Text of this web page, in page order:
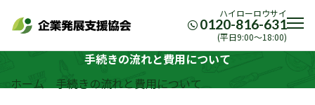
ハイローロウサイ
0120-816-631
(平日9:00〜18:00)
手続きの流れと費用について
ホーム
手続きの流れと費用について